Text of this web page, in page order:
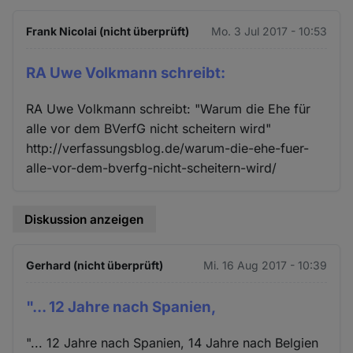
Frank Nicolai (nicht überprüft) Mo. 3 Jul 2017 - 10:53
RA Uwe Volkmann schreibt:
RA Uwe Volkmann schreibt: "Warum die Ehe für
alle vor dem BVerfG nicht scheitern wird"
http://verfassungsblog.de/warum-die-ehe-fuer-
alle-vor-dem-bverfg-nicht-scheitern-wird/
Diskussion anzeigen
Gerhard (nicht überprüft) Mi. 16 Aug 2017 - 10:39
"... 12 Jahre nach Spanien,
"... 12 Jahre nach Spanien, 14 Jahre nach Belgien